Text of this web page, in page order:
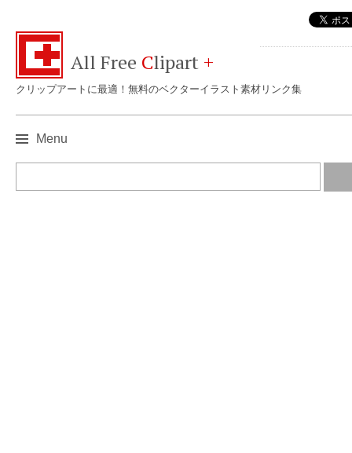
All Free Clipart +
クリップアートに最適！無料のベクターイラスト素材リンク集
Menu